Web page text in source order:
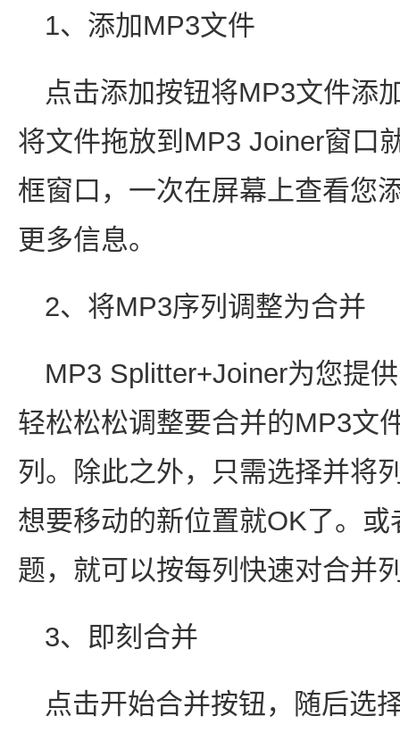
1、添加MP3文件
点击添加按钮将MP3文件添
将文件拖放到MP3 Joiner窗口
框窗口，一次在屏幕上查看您
更多信息。
2、将MP3序列调整为合并
MP3 Splitter+Joiner为您提
轻松松松调整要合并的MP3文
列。除此之外，只需选择并将
想要移动的新位置就OK了。
题，就可以按每列快速对合并
3、即刻合并
点击开始合并按钮，随后选